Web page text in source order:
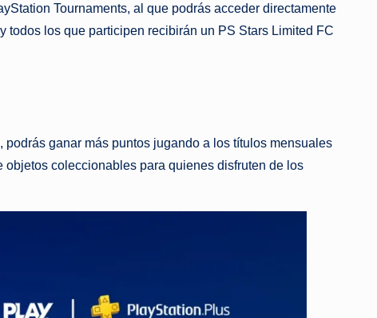
Tournaments, al que podrás acceder directamente
los que participen recibirán un PS Stars Limited FC
ganar más puntos jugando a los títulos mensuales
coleccionables para quienes disfruten de los